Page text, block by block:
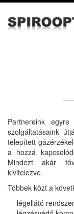
Partnereink
szolgáltatásaink
telepített
a hozzá
Mindezt akár
kivitelezve.
Többek közt a
légellátó